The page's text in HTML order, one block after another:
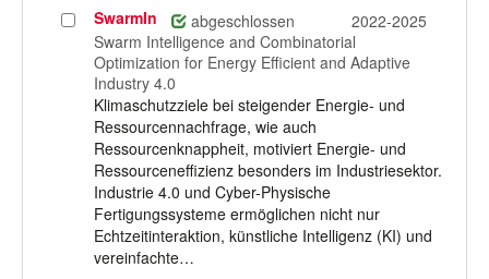
Projekt
auswählen
SwarmIn abgeschlossen
2022-2025
Swarm Intelligence and Combinatorial
Optimization for Energy Efficient and Adaptive
Industry 4.0
Klimaschutzziele bei steigender Energie- und
Ressourcennachfrage, wie auch
Ressourcenknappheit, motiviert Energie- und
Ressourceneffizienz besonders im Industriesektor.
Industrie 4.0 und Cyber-Physische
Fertigungssysteme ermöglichen nicht nur
Echtzeitinteraktion, künstliche Intelligenz (KI) und
vereinfachte…